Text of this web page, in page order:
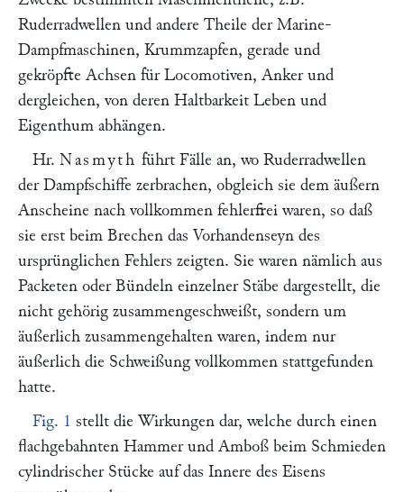
Ruderradwellen und andere Theile der Marine-
Dampfmaschinen, Krummzapfen, gerade und
gekröpfte Achsen für Locomotiven, Anker und
dergleichen, von deren Haltbarkeit Leben und
Eigenthum abhängen.
Hr. Nasmyth führt Fälle an, wo Ruderradwellen
der Dampfschiffe zerbrachen, obgleich sie dem äußern
Anscheine nach vollkommen fehlerfrei waren, so daß
sie erst beim Brechen das Vorhandenseyn des
ursprünglichen Fehlers zeigten. Sie waren nämlich aus
Packeten oder Bündeln einzelner Stäbe dargestellt, die
nicht gehörig zusammengeschweißt, sondern um
äußerlich zusammengehalten waren, indem nur
äußerlich die Schweißung vollkommen stattgefunden
hatte.
Fig. 1 stellt die Wirkungen dar, welche durch einen
flachgebahnten Hammer und Amboß beim Schmieden
cylindrischer Stücke auf das Innere des Eisens